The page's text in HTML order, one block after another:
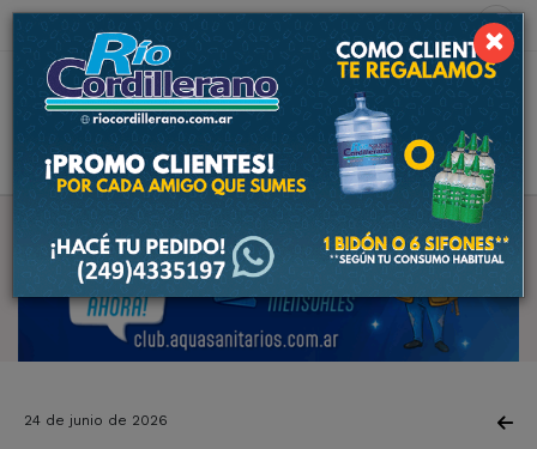
1.2 ºC 10 de agosto de 2026
24 de junio de 2026
×